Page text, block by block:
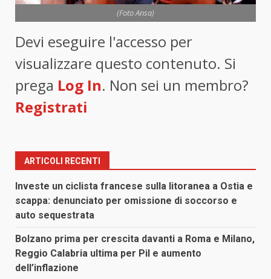
(Foto Ansa)
Devi eseguire l'accesso per
visualizzare questo contenuto. Si
prega Log In. Non sei un membro?
Registrati
ARTICOLI RECENTI
Investe un ciclista francese sulla litoranea a Ostia e
scappa: denunciato per omissione di soccorso e
auto sequestrata
Bolzano prima per crescita davanti a Roma e Milano,
Reggio Calabria ultima per Pil e aumento
dell’inflazione